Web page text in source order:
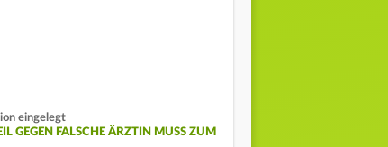
eingelegt
GEGEN FALSCHE ÄRZTIN MUSS ZUM